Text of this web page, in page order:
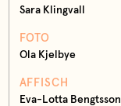
Sara Klingvall
FOTO
Ola Kjelbye
AFFISCH
Eva-Lotta Bengtsson